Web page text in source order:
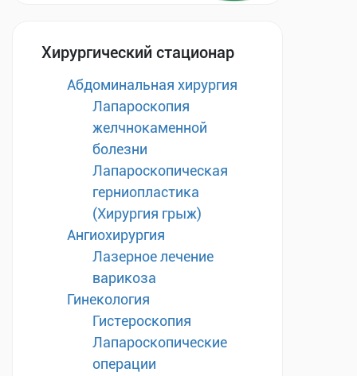
Хирургический стационар
Абдоминальная хирургия
Лапароскопия
желчнокаменной
болезни
Лапароскопическая
герниопластика
(Хирургия грыж)
Ангиохирургия
Лазерное лечение
варикоза
Гинекология
Гистероскопия
Лапароскопические
операции